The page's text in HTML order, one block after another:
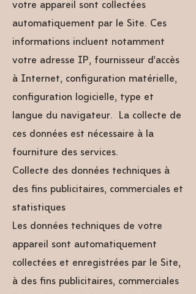
votre appareil sont collectées
automatiquement par le Site. Ces
informations incluent notamment
votre adresse IP, fournisseur d’accès
à Internet, configuration matérielle,
configuration logicielle, type et
langue du navigateur… La collecte de
ces données est nécessaire à la
fourniture des services.
Collecte des données techniques à
des fins publicitaires, commerciales et
statistiques
Les données techniques de votre
appareil sont automatiquement
collectées et enregistrées par le Site,
à des fins publicitaires, commerciales